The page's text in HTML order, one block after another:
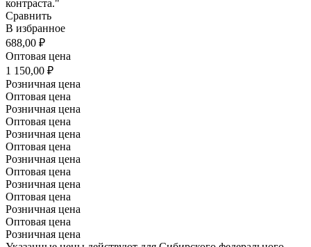
контраста."
Сравнить
В избранное
688,00 ₽
Оптовая цена
1 150,00 ₽
Розничная цена
Оптовая цена
Розничная цена
Оптовая цена
Розничная цена
Оптовая цена
Розничная цена
Оптовая цена
Розничная цена
Оптовая цена
Розничная цена
Оптовая цена
Розничная цена